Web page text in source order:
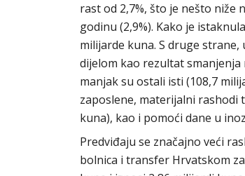
rast od 2,7%, što je nešto niže
godinu (2,9%). Kako je
milijarde kuna. S druge
dijelom kao rezultat smanjenja
manjak su ostali isti (108,7
zaposlene, materijalni rashodi
kuna), kao i pomoći dane u
Predviđaju se značajno veći
bolnica i transfer Hrvatskom